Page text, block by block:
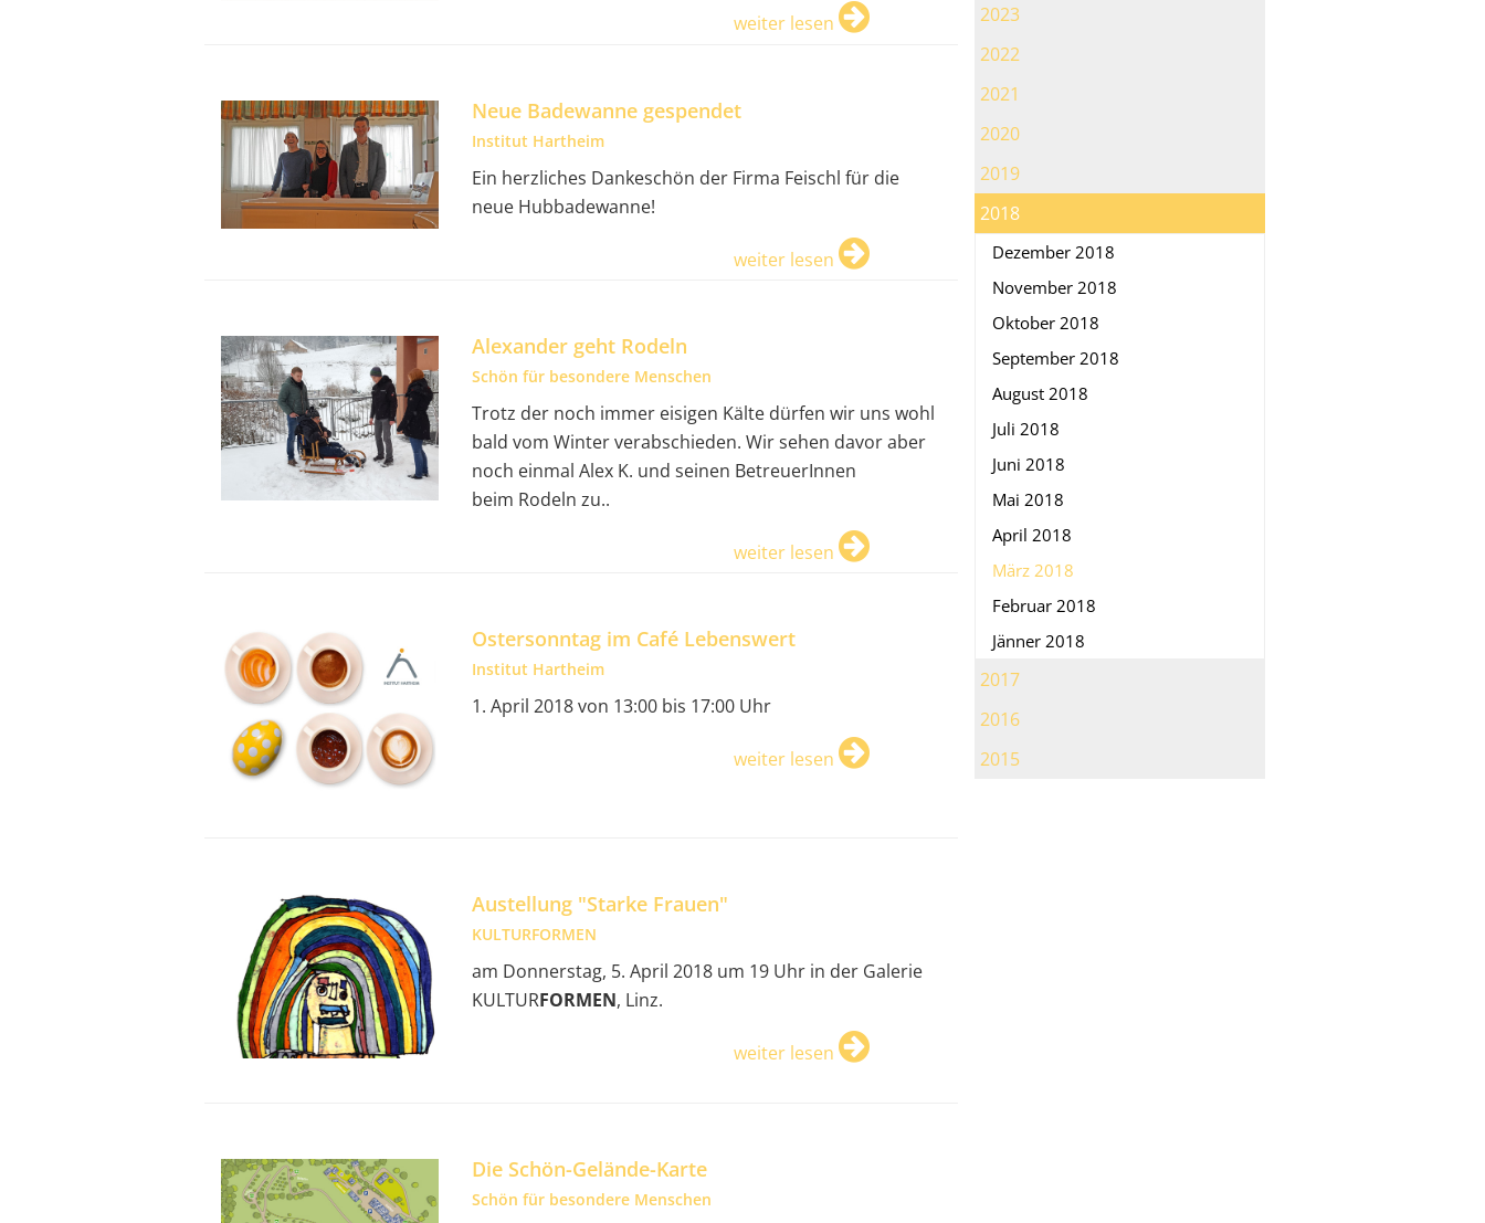
2023
2022
2021
2020
2019
2018
Dezember 2018
November 2018
Oktober 2018
September 2018
August 2018
Juli 2018
Juni 2018
Mai 2018
April 2018
März 2018
Februar 2018
Jänner 2018
2017
2016
2015
weiter lesen
Neue Badewanne gespendet
Institut Hartheim
Ein herzliches Dankeschön der Firma Feischl für die
neue Hubbadewanne!
weiter lesen
Alexander geht Rodeln
Schön für besondere Menschen
Trotz der noch immer eisigen Kälte dürfen wir uns wohl
bald vom Winter verabschieden. Wir sehen davor aber
noch einmal Alex K. und seinen BetreuerInnen
beim Rodeln zu..
weiter lesen
Ostersonntag im Café Lebenswert
Institut Hartheim
1. April 2018 von 13:00 bis 17:00 Uhr
weiter lesen
Austellung "Starke Frauen"
KULTURFORMEN
am Donnerstag, 5. April 2018 um 19 Uhr in der Galerie
KULTURFORMEN, Linz.
weiter lesen
Die Schön-Gelände-Karte
Schön für besondere Menschen